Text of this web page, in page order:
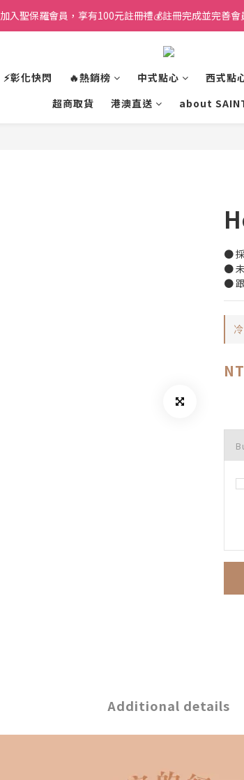
加入聖保羅會員，享有100元註冊禮💰註冊完成並完善
⚡彰化快閃 🔥熱銷榜 中式點心 西式點
超商取貨
港澳直送 about
●
●
●
Additional details